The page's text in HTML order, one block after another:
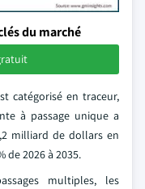
du marché
catégorisé en traceur,
à passage unique a
milliard de dollars en
de 2026 à 2035.
multiples, les